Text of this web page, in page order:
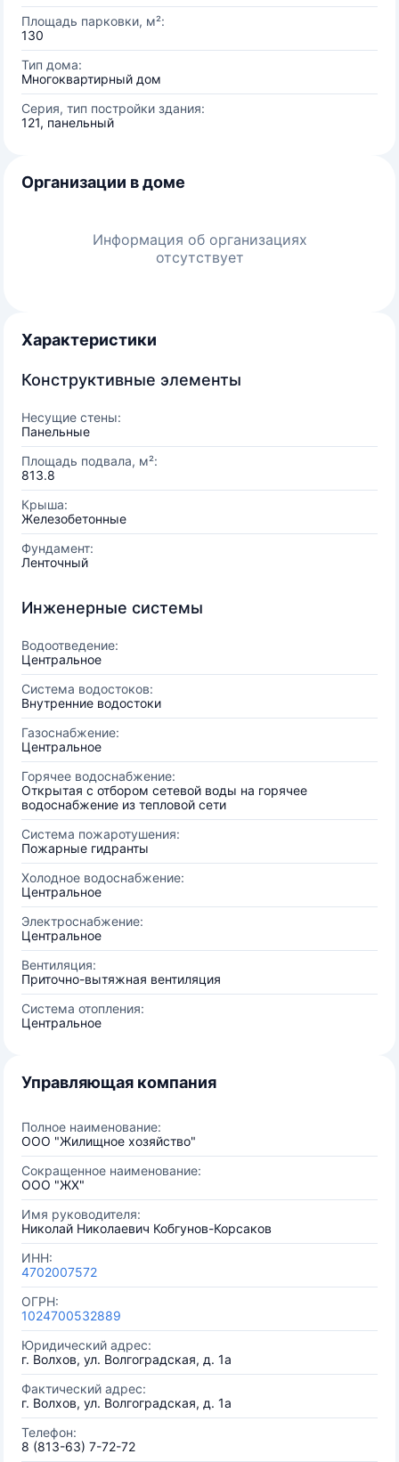
Площадь парковки, м²:
130
Тип дома:
Многоквартирный дом
Серия, тип постройки здания:
121, панельный
Организации в доме
Информация об организациях
отсутствует
Характеристики
Конструктивные элементы
Несущие стены:
Панельные
Площадь подвала, м²:
813.8
Крыша:
Железобетонные
Фундамент:
Ленточный
Инженерные системы
Водоотведение:
Центральное
Система водостоков:
Внутренние водостоки
Газоснабжение:
Центральное
Горячее водоснабжение:
Открытая с отбором сетевой воды на горячее
водоснабжение из тепловой сети
Система пожаротушения:
Пожарные гидранты
Холодное водоснабжение:
Центральное
Электроснабжение:
Центральное
Вентиляция:
Приточно-вытяжная вентиляция
Система отопления:
Центральное
Управляющая компания
Полное наименование:
ООО "Жилищное хозяйство"
Сокращенное наименование:
ООО "ЖХ"
Имя руководителя:
Николай Николаевич Кобгунов-Корсаков
ИНН:
4702007572
ОГРН:
1024700532889
Юридический адрес:
г. Волхов, ул. Волгоградская, д. 1а
Фактический адрес:
г. Волхов, ул. Волгоградская, д. 1а
Телефон:
8 (813-63) 7-72-72